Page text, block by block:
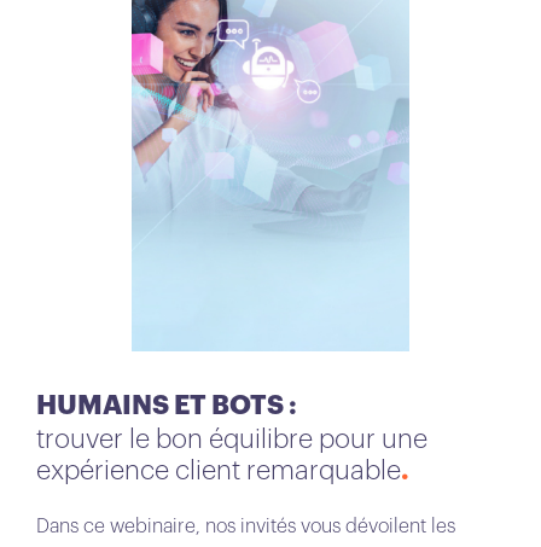
HUMAINS ET BOTS :
trouver le bon équilibre pour une
expérience client remarquable
Dans ce webinaire, nos invités vous dévoilent les